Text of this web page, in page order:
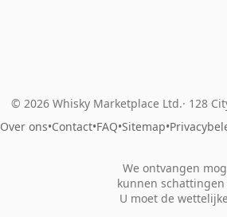
© 2026 Whisky Marketplace Ltd. 128
Over ons•Contact•FAQ•Sitemap•
We ontvangen
kunnen
U moet de